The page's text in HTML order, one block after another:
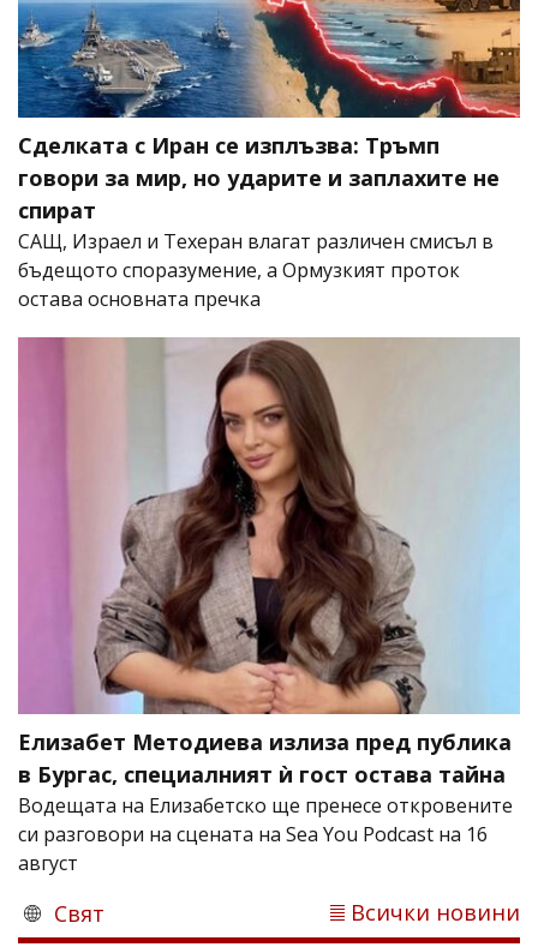
Сделката с Иран се изплъзва: Тръмп
говори за мир, но ударите и заплахите не
спират
САЩ, Израел и Техеран влагат различен смисъл в
бъдещото споразумение, а Ормузкият проток
остава основната пречка
Елизабет Методиева излиза пред публика
в Бургас, специалният ѝ гост остава тайна
Водещата на Елизабетско ще пренесе откровените
си разговори на сцената на Sea You Podcast на 16
август
Свят Всички новини